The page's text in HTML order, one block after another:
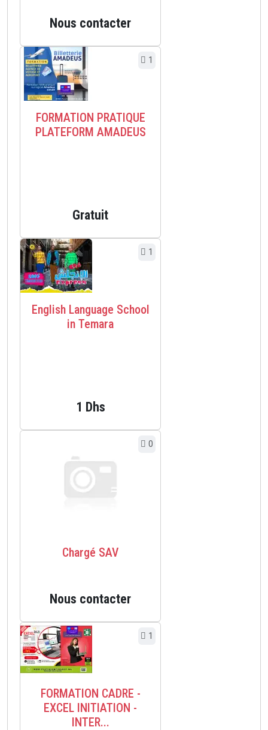
Nous contacter
1
FORMATION PRATIQUE
PLATEFORM AMADEUS
Gratuit
1
English Language School
in Temara
1 Dhs
0
Chargé SAV
Nous contacter
1
FORMATION CADRE -
EXCEL INITIATION -
INTER...